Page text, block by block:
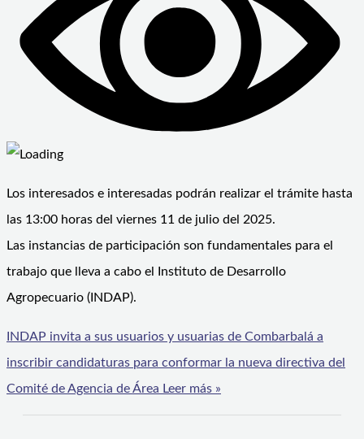
Los interesados e interesadas podrán realizar el trámite hasta
las 13:00 horas del viernes 11 de julio del 2025.
Las instancias de participación son fundamentales para el
trabajo que lleva a cabo el Instituto de Desarrollo
Agropecuario (INDAP).
INDAP invita a sus usuarios y usuarias de Combarbalá a
inscribir candidaturas para conformar la nueva directiva del
Comité de Agencia de Área Leer más »